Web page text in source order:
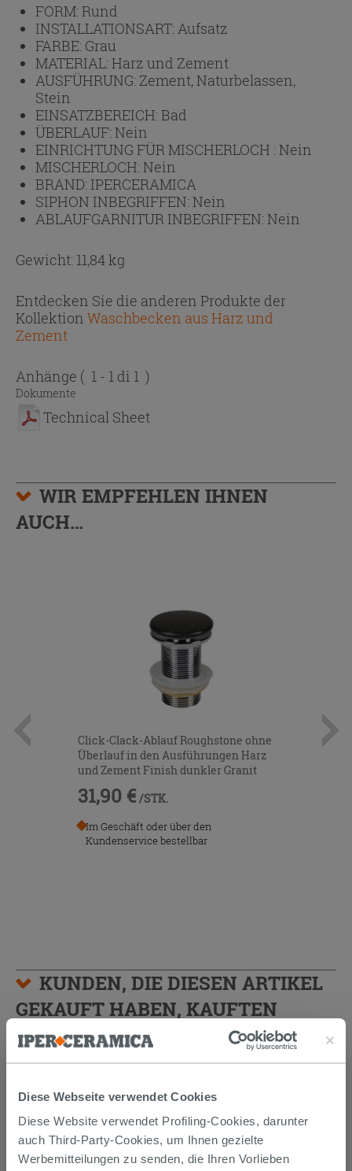
Diese Webseite verwendet Cookies
Diese Website verwendet Profiling-Cookies, darunter
auch Third-Party-Cookies, um Ihnen gezielte
Werbemitteilungen zu senden, die Ihren Vorlieben
FORM:Rund
INSTALLATIONSART: Aufsatz
FARBE: Grau
MATERIAL:Harz und Zement
AUSFÜHRUNG: Zement, Naturbelassen,
Stein
EINSATZBEREICH:Bad
ÜBERLAUF:Nein
EINRICHTUNG FÜR MISCHERLOCH :Nein
MISCHERLOCH:Nein
BRAND: IPERCERAMICA
SIPHON INBEGRIFFEN:Nein
ABLAUFGARNITUR INBEGRIFFEN:Nein
Gewicht: 11,84 kg
Entdecken Sie die anderen Produkte der
Kollektion Waschbecken aus Harz und
Zement
Anhänge ( 1 - 1 di 1 )
Dokumente
Technical Sheet
WIR EMPFEHLEN IHNEN
AUCH…
Click-Clack-Ablauf Roughstone ohne
Überlauf in den Ausführungen Harz
und Zement Finish dunkler Granit
31,90 € /STK.
Im Geschäft oder über den
Kundenservice bestellbar
KUNDEN, DIE DIESEN ARTIKEL
GEKAUFT HABEN, KAUFTEN
AUCH...